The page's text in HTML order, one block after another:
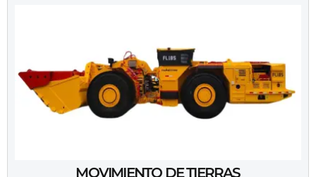
MOVIMIENTO DE TIERRAS